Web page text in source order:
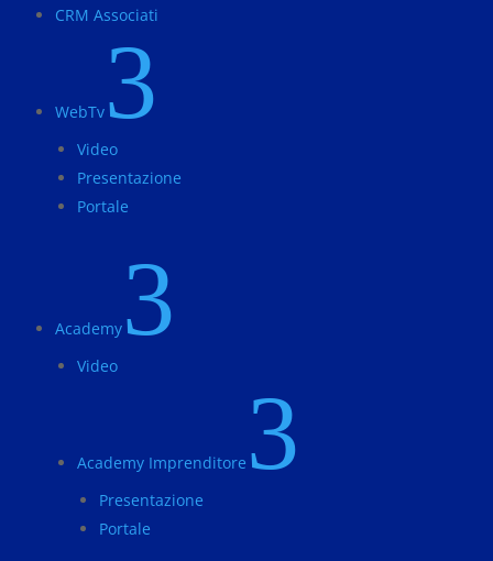
CRM Associati
WebTv 3
Video
Presentazione
Portale
Academy 3
Video
Academy Imprenditore 3
Presentazione
Portale